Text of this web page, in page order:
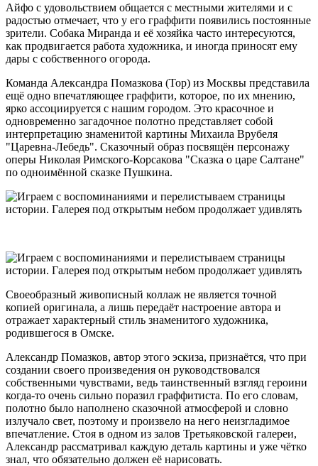
Айфо с удовольствием общается с местными жителями и с
радостью отмечает, что у его граффити появились постоянные
зрители. Собака Миранда и её хозяйка часто интересуются,
как продвигается работа художника, и иногда приносят ему
дары с собственного огорода.
Команда Александра Помазкова (Тор) из Москвы представила
ещё одно впечатляющее граффити, которое, по их мнению,
ярко ассоциируется с нашим городом. Это красочное и
одновременно загадочное полотно представляет собой
интерпретацию знаменитой картины Михаила Врубеля
"Царевна-Лебедь". Сказочный образ посвящён персонажу
оперы Николая Римского-Корсакова "Сказка о царе Салтане"
по одноимённой сказке Пушкина.
Своеобразный живописный коллаж не является точной
копией оригинала, а лишь передаёт настроение автора и
отражает характерный стиль знаменитого художника,
родившегося в Омске.
Александр Помазков, автор этого эскиза, признаётся, что при
создании своего произведения он руководствовался
собственными чувствами, ведь таинственный взгляд героини
когда-то очень сильно поразил граффитиста. По его словам,
полотно было наполнено сказочной атмосферой и словно
излучало свет, поэтому и произвело на него неизгладимое
впечатление. Стоя в одном из залов Третьяковской галереи,
Александр рассматривал каждую деталь картины и уже чётко
знал, что обязательно должен её нарисовать.